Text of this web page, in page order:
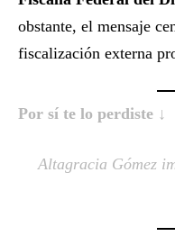
obstante, el mensaje
fiscalización externa
Por sí te lo perdiste ↓
Altagracia Gómez